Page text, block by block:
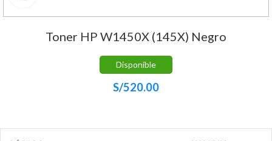
Toner HP W1450X (145X) Negro
Disponible
S/520.00